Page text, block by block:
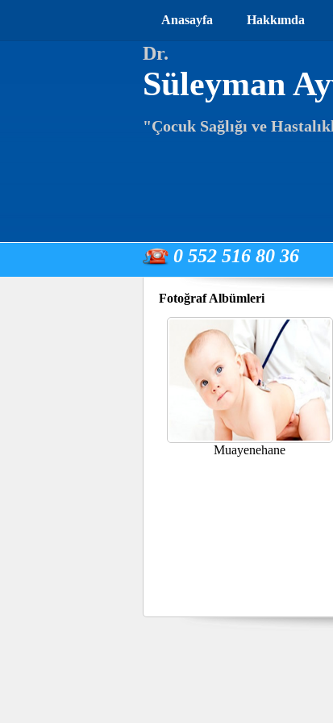
Anasayfa Hakkımda
Dr.
Süleyman
"Çocuk Sağlığı ve
0 552 516 80 36
Fotoğraf Albümleri
Muayenehane